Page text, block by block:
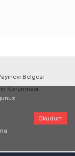
Belgesi
Korunması
Okudum